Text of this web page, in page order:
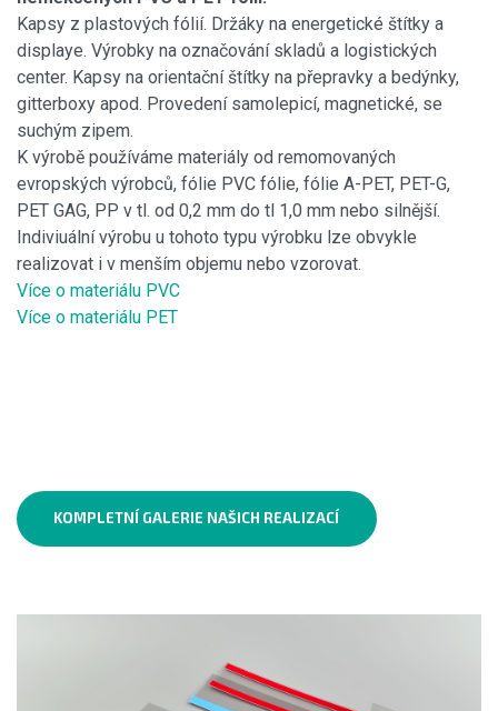
Kapsy z plastových fólií. Držáky na energetické štítky a
displaye. Výrobky na označování skladů a logistických
center. Kapsy na orientační štítky na přepravky a bedýnky,
gitterboxy apod. Provedení samolepicí, magnetické, se
suchým zipem.
K výrobě používáme materiály od remomovaných
evropských výrobců, fólie PVC fólie, fólie A-PET, PET-G,
PET GAG, PP v tl. od 0,2 mm do tl 1,0 mm nebo silnější.
Indiviuální výrobu u tohoto typu výrobku lze obvykle
realizovat i v menším objemu nebo vzorovat.
Více o materiálu PVC
Více o materiálu PET
KOMPLETNÍ GALERIE NAŠICH REALIZACÍ